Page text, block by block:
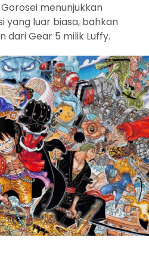
menunjukkan
yang luar biasa, bahkan
dari Gear 5 milik Luffy.